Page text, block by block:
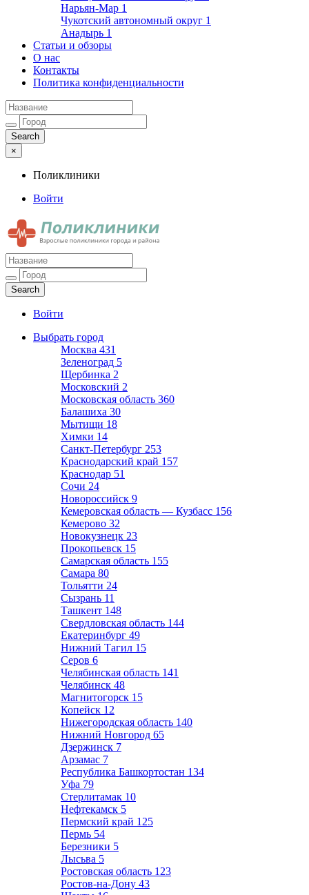
Нарьян-Мар 1
Чукотский автономный округ 1
Анадырь 1
Статьи и обзоры
О нас
Контакты
Политика конфиденциальности
×
Поликлиники
Войти
Поликлиники
Взрослые поликлиники города и района
Войти
Выбрать город
Москва 431
Зеленоград 5
Щербинка 2
Московский 2
Московская область 360
Балашиха 30
Мытищи 18
Химки 14
Санкт-Петербург 253
Краснодарский край 157
Краснодар 51
Сочи 24
Новороссийск 9
Кемеровская область — Кузбасс 156
Кемерово 32
Новокузнецк 23
Прокопьевск 15
Самарская область 155
Самара 80
Тольятти 24
Сызрань 11
Ташкент 148
Свердловская область 144
Екатеринбург 49
Нижний Тагил 15
Серов 6
Челябинская область 141
Челябинск 48
Магнитогорск 15
Копейск 12
Нижегородская область 140
Нижний Новгород 65
Дзержинск 7
Арзамас 7
Республика Башкортостан 134
Уфа 79
Стерлитамак 10
Нефтекамск 5
Пермский край 125
Пермь 54
Березники 5
Лысьва 5
Ростовская область 123
Ростов-на-Дону 43